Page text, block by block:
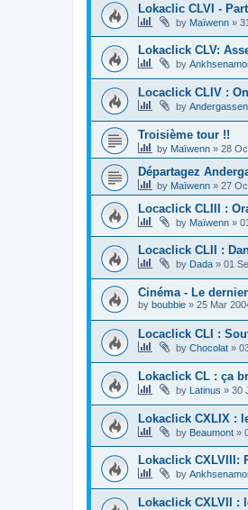
Lokaclic CLVI -
by Maïwenn »
Lokaclick CLV:
by
Locaclick CLIV :
by Andergassen
Troisième tour !!
by Maïwenn » 28
Départagez
by Maïwenn » 27
Locaclick CLIII :
by Maïwenn »
Locaclick CLII :
by Dada » 01
Cinéma - Le
by boubbie » 25 Mar
Locaclick CLI :
by Chocolat »
Lokaclick CL : ça
by Latinus » 30
Lokaclick CXLIX :
by Beaumont »
Lokaclick CXLVIII:
by
Lokaclick CXLVII :